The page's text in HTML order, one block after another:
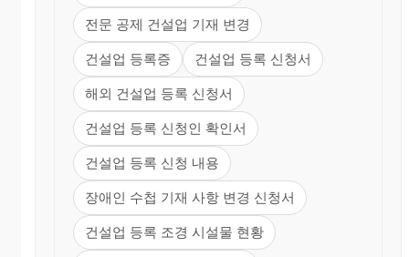
전문 공제 건설업 기재 변경
건설업 등록증 건설업 등록 신청서
해외 건설업 등록 신청서
건설업 등록 신청인 확인서
건설업 등록 신청 내용
장애인 수첩 기재 사항 변경 신청서
건설업 등록 조경 시설물 현황